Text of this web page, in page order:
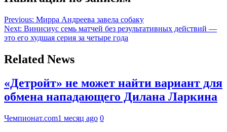
Previous: Мирра Андреева завела собаку
Next: Винисиус семь матчей без результативных действий —
это его худшая серия за четыре года
Related News
«Детройт» не может найти вариант для
обмена нападающего Дилана Ларкина
Чемпионат.com1 месяц ago 0